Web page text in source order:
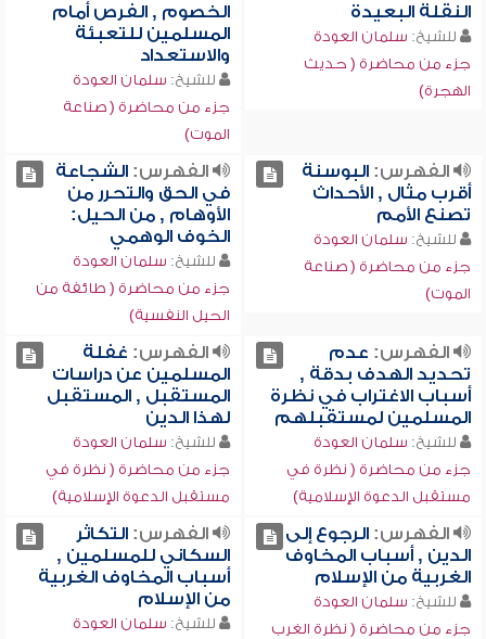
النقلة البعيدة
للشيخ: سلمان العودة
جزء من محاضرة ( حديث
الهجرة)
الخصوم , الفرص أمام
المسلمين للتعبئة
والاستعداد
للشيخ: سلمان العودة
جزء من محاضرة ( صناعة
الموت)
الفهرس:البوسنة
أقرب مثال , الأحداث
تصنع الأمم
للشيخ: سلمان العودة
جزء من محاضرة ( صناعة
الموت)
الفهرس:الشجاعة
في الحق والتحرر من
الأوهام , من الحيل:
الخوف الوهمي
للشيخ: سلمان العودة
جزء من محاضرة ( طائفة من
الحيل النفسية)
الفهرس: عدم
تحديد الهدف بدقة ,
أسباب الاغتراب في نظرة
المسلمين لمستقبلهم
للشيخ: سلمان العودة
جزء من محاضرة ( نظرة في
مستقبل الدعوة الإسلامية)
الفهرس: غفلة
المسلمين عن دراسات
المستقبل , المستقبل
لهذا الدين
للشيخ: سلمان العودة
جزء من محاضرة ( نظرة في
مستقبل الدعوة الإسلامية)
الفهرس:الرجوع إلى
الدين , أسباب المخاوف
الغربية من الإسلام
للشيخ: سلمان العودة
جزء من محاضرة ( نظرة الغرب
الفهرس:التكاثر
السكاني للمسلمين ,
أسباب المخاوف الغربية
من الإسلام
للشيخ: سلمان العودة